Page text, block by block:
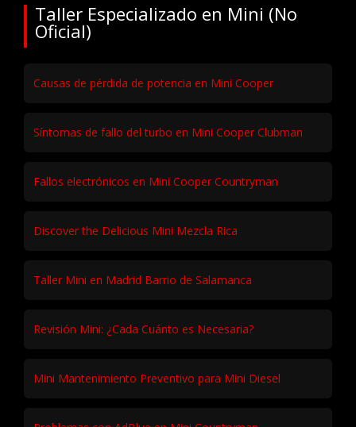
Taller Especializado en Mini (No
Oficial)
Causas de pérdida de potencia en Mini Cooper
Síntomas de fallo del turbo en Mini Cooper Clubman
Fallos electrónicos en Mini Cooper Countryman
Discover the Delicious Mini Mezcla Rica
Taller Mini en Madrid Barrio de Salamanca
Revisión Mini: ¿Cada Cuánto es Necesaria?
Mini Mantenimiento Preventivo para Mini Diesel